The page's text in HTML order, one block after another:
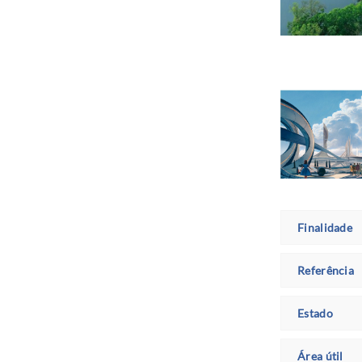
Finalidade
Referência
Estado
Área útil